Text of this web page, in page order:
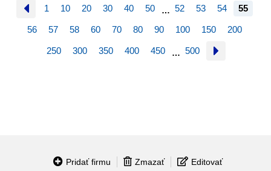
1 10 20 30 40 50 … 52 53 54 55
56 57 58 60 70 80 90 100 150 200
250 300 350 400 450 … 500
Pridať firmu Zmazať
Editovať